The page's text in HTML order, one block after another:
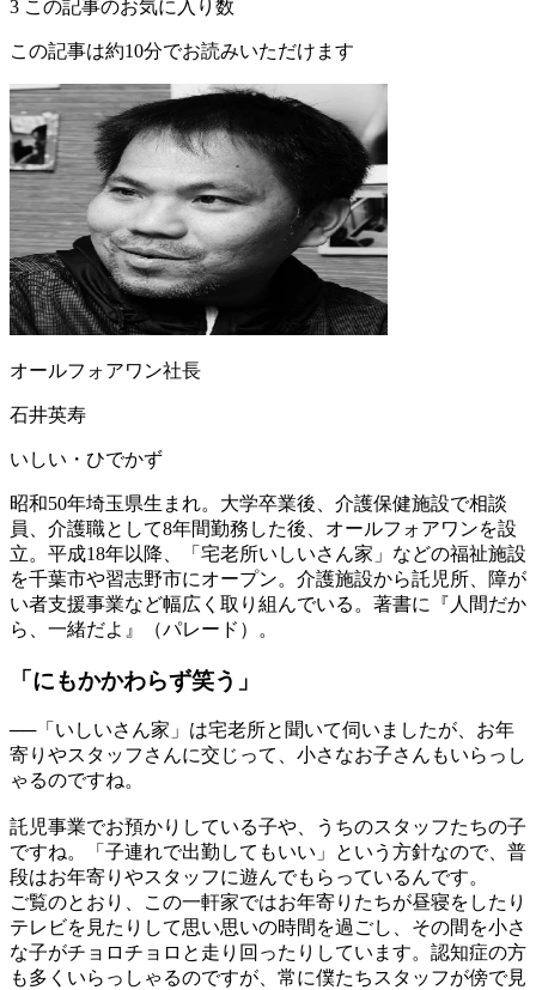
3 この記事のお気に入り数
この記事は約10分でお読みいただけます
オールフォアワン社長
石井英寿
いしい・ひでかず
昭和50年埼玉県生まれ。大学卒業後、介護保健施設で相談
員、介護職として8年間勤務した後、オールフォアワンを設
立。平成18年以降、「宅老所いしいさん家」などの福祉施設
を千葉市や習志野市にオープン。介護施設から託児所、障が
い者支援事業など幅広く取り組んでいる。著書に『人間だか
ら、一緒だよ』（パレード）。
「にもかかわらず笑う」
──「いしいさん家」は宅老所と聞いて伺いましたが、お年
寄りやスタッフさんに交じって、小さなお子さんもいらっし
ゃるのですね。
託児事業でお預かりしている子や、うちのスタッフたちの子
ですね。「子連れで出勤してもいい」という方針なので、普
段はお年寄りやスタッフに遊んでもらっているんです。
ご覧のとおり、この一軒家ではお年寄りたちが昼寝をしたり
テレビを見たりして思い思いの時間を過ごし、その間を小さ
な子がチョロチョロと走り回ったりしています。認知症の方
も多くいらっしゃるのですが、常に僕たちスタッフが傍で見